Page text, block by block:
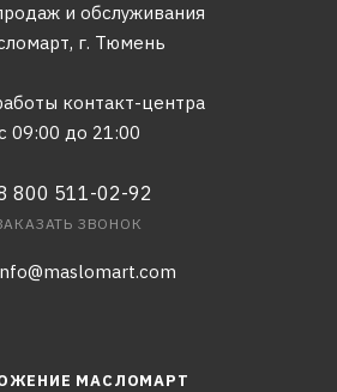
и обслуживания
г. Тюмень
контакт-центра
09:00 до 21:00
800 511-02-92
ЗВОНОК
МАСЛОМАРТ